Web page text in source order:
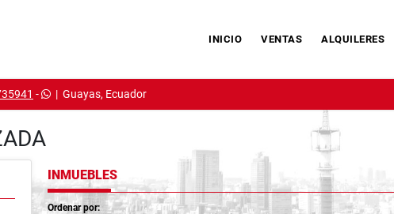
INICIO VENTAS ALQUILERES
- | Guayas, Ecuador
INMUEBLES
Ordenar por: